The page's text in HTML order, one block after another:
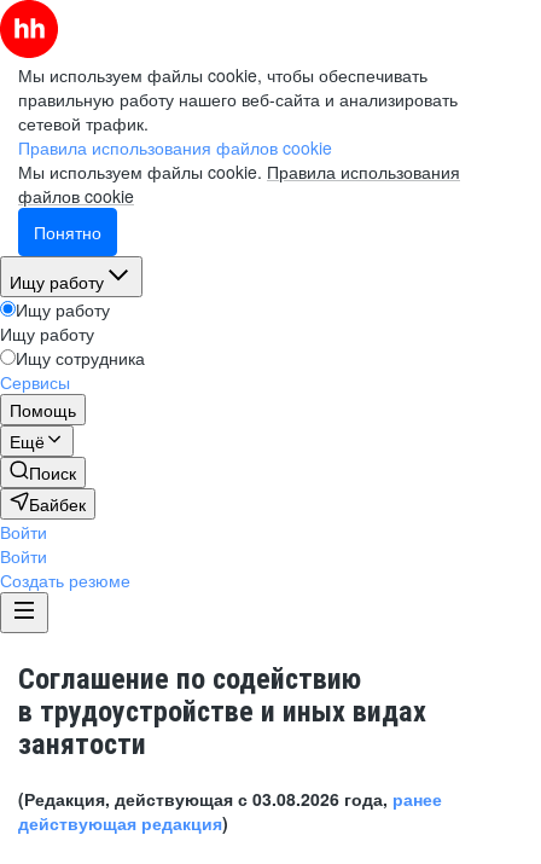
Мы используем файлы cookie, чтобы обеспечивать
правильную работу нашего веб-сайта и анализировать
сетевой трафик.
Правила использования файлов cookie
Мы используем файлы cookie. Правила использования
файлов cookie
Понятно
Ищу работу
Ищу работу
Ищу работу
Ищу сотрудника
Сервисы
Помощь
Ещё
Поиск
Байбек
Войти
Войти
Создать резюме
Соглашение по содействию
в трудоустройстве и иных видах
занятости
(Редакция, действующая с 03.08.2026 года, ранее
действующая редакция)